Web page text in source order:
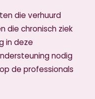
die verhuurd
die chronisch ziek
in deze
nodig
de professionals